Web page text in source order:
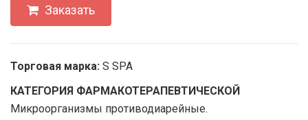
Заказать
Торговая марка: S SPA
КАТЕГОРИЯ ФАРМАКОТЕРАПЕВТИЧЕСКОЙ
Микроорганизмы противодиарейные.